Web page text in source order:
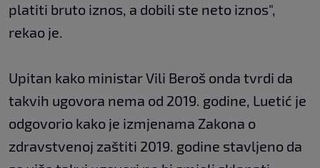
platiti bruto iznos, a dobili ste neto iznos",
rekao je.
Upitan kako ministar Vili Beroš onda tvrdi da
takvih ugovora nema od 2019. godine, Luetić je
odgovorio kako je izmjenama Zakona o
zdravstvenoj zaštiti 2019. godine stavljeno da